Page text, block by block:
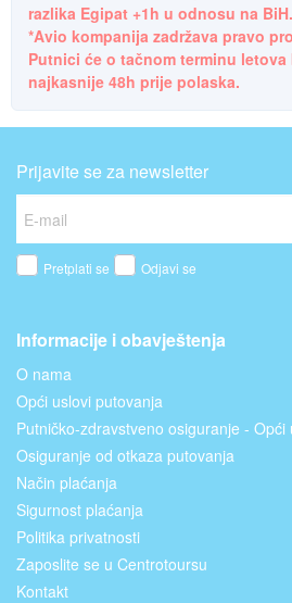
razlika Egipat +1h u odnosu na BiH.
*Avio kompanija zadržava pravo
Putnici će o tačnom terminu
najkasnije 48h prije polaska.
Prijavite se za newsletter
Pretplati se Odjavi se
Informacije i obavještenja
O nama
Opći uslovi putovanja
Putničko-zdravstveno osiguranje - Opći
Osiguranje od otkaza putovanja
Način plaćanja
Sigurnost plaćanja
Politika privatnosti
Zaposlite se u Centrotoursu
Kontakt